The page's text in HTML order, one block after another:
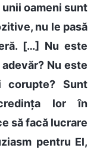
oameni sunt
nu le pasă
[…] Nu este
Nu este
corupte? Sunt
lor în
să facă lucrare
pentru El,